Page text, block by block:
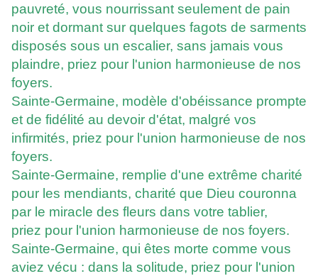
pauvreté, vous nourrissant seulement de pain
noir et dormant sur quelques fagots de sarments
disposés sous un escalier, sans jamais vous
plaindre, priez pour l'union harmonieuse de nos
foyers.
Sainte-Germaine, modèle d'obéissance prompte
et de fidélité au devoir d'état, malgré vos
infirmités, priez pour l'union harmonieuse de nos
foyers.
Sainte-Germaine, remplie d'une extrême charité
pour les mendiants, charité que Dieu couronna
par le miracle des fleurs dans votre tablier,
priez pour l'union harmonieuse de nos foyers.
Sainte-Germaine, qui êtes morte comme vous
aviez vécu : dans la solitude, priez pour l'union